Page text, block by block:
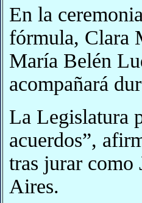
En la
fórmula, Clara
María Belén
acompañará
La Legislatura
acuerdos”,
tras jurar como
Aires.